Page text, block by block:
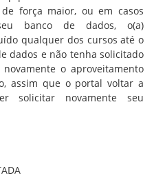
força maior, ou em casos
banco de dados, o(a)
qualquer dos cursos até o
dados e não tenha solicitado
o aproveitamento
assim que o portal voltar a
solicitar novamente seu